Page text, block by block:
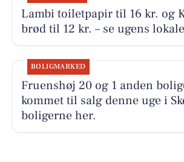
Lambi toiletpapir til 16 kr. og
brød til 12 kr. – se ugens
BOLIGMARKED
Fruenshøj 20 og 1 anden
kommet til salg denne uge i
boligerne her.